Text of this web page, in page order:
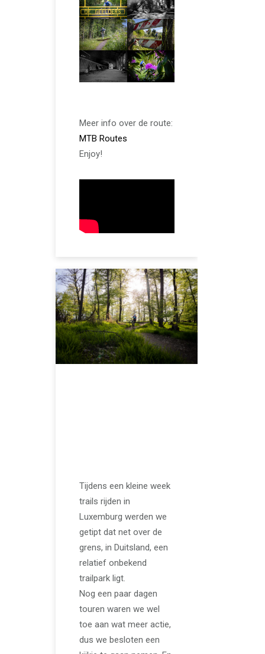
Meer info over de route:
MTB Routes
Enjoy!
Tijdens een kleine week
trails rijden in
Luxemburg werden we
getipt dat net over de
grens, in Duitsland, een
relatief onbekend
trailpark ligt.
Nog een paar dagen
touren waren we wel
toe aan wat meer actie,
dus we besloten een